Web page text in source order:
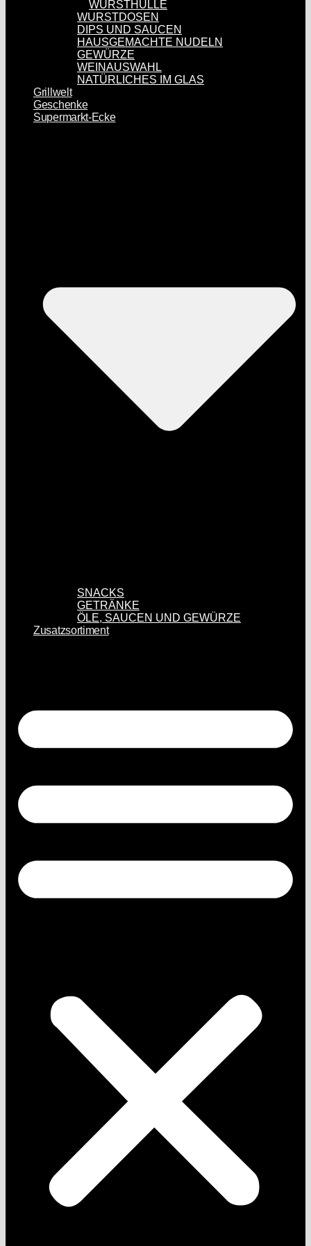
WURSTHÜLLE
WURSTDOSEN
DIPS UND SAUCEN
HAUSGEMACHTE NUDELN
GEWÜRZE
WEINAUSWAHL
NATÜRLICHES IM GLAS
Grillwelt
Geschenke
Supermarkt-Ecke
SNACKS
GETRÄNKE
ÖLE, SAUCEN UND GEWÜRZE
Zusatzsortiment